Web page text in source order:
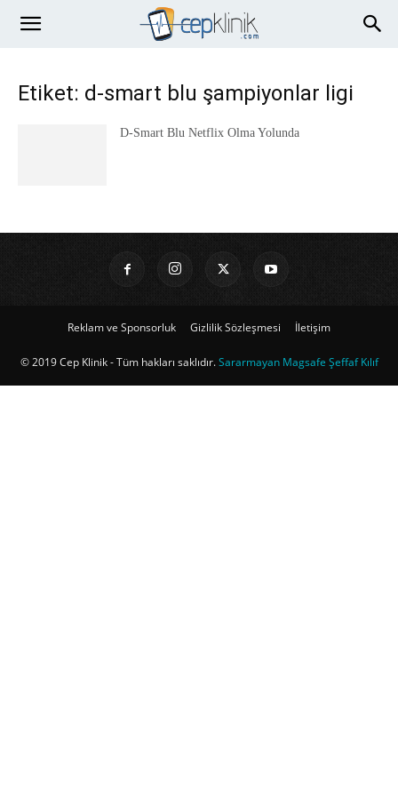
Etiket: d-smart blu şampiyonlar ligi
D-Smart Blu Netflix Olma Yolunda
Reklam ve Sponsorluk Gizlilik Sözleşmesi İletişim
© 2019 Cep Klinik - Tüm hakları saklıdır.Sararmayan Magsafe Şeffaf Kılıf